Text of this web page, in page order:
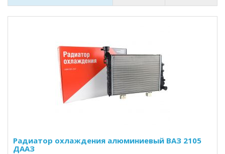
Радиатор охлаждения алюминиевый ВАЗ 2105
ДААЗ